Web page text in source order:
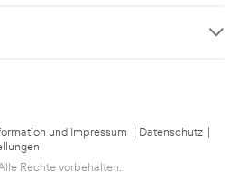
und Impressum Datenschutz
Rechte vorbehalten..